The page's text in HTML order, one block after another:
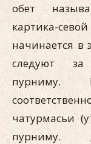
обет
картика-
начинается
следуют
пурниму.
чатурмасьи
пурниму.